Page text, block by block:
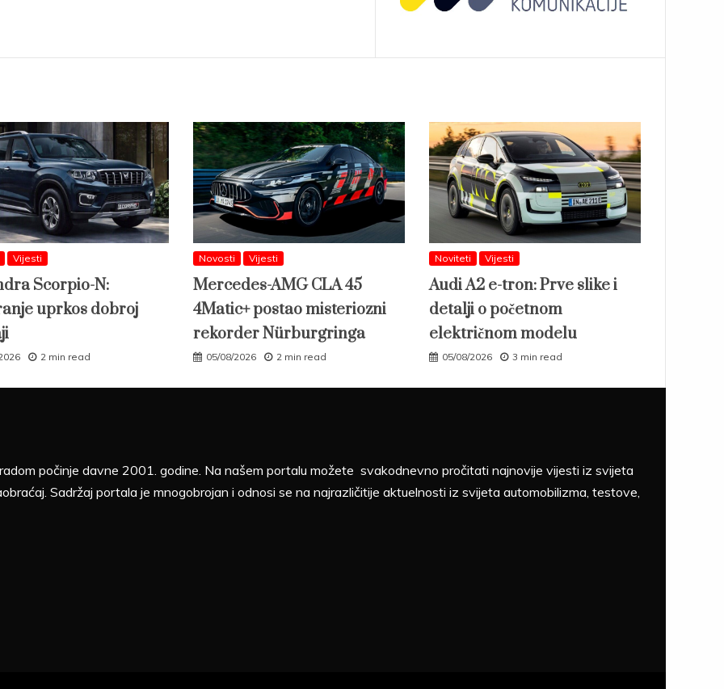
Vijesti
Scorpio-N:
uprkos dobroj
2 min read
Novosti Vijesti
Mercedes-AMG CLA 45
4Matic+ postao misteriozni
rekorder Nürburgringa
05/08/2026 2 min read
Noviteti Vijesti
Audi A2 e-tron: Prve slike i
detalji o početnom
električnom modelu
05/08/2026 3 min read
počinje davne 2001. godine. Na našem portalu možete svakodnevno pročitati najnovije vijesti iz svijeta
Sadržaj portala je mnogobrojan i odnosi se na najrazličitije aktuelnosti iz svijeta automobilizma, testove,